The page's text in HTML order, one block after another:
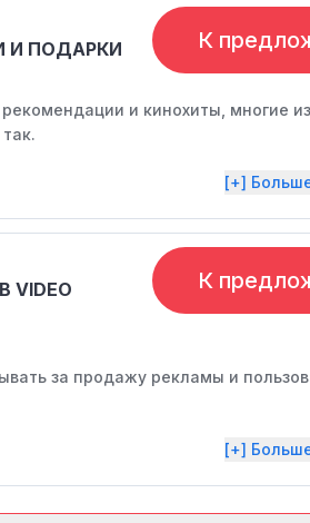
И ПОДАРКИ К
и кинохиты, многие из
[+]
К
за продажу рекламы и
[+]